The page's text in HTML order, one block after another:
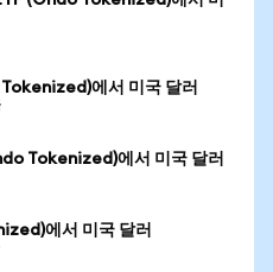
에서 미국 달러
Tokenized)에서 미국 달러
에서 미국 달러